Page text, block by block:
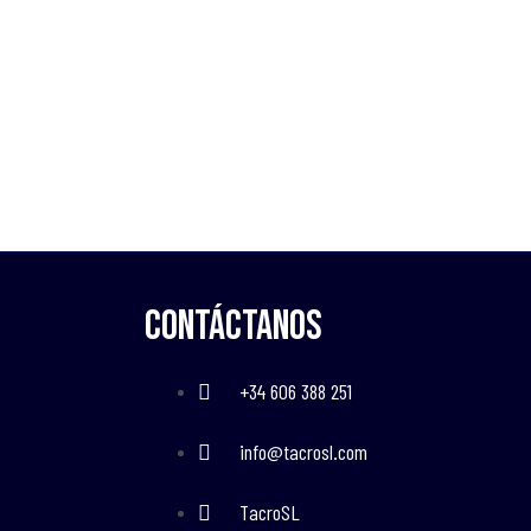
Contáctanos
+34 606 388 251
info@tacrosl.com
TacroSL